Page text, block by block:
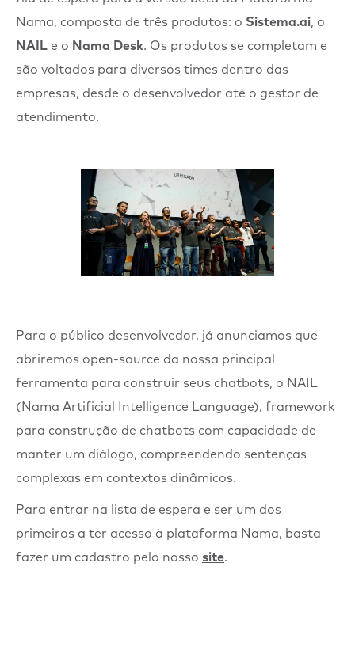
Nama, composta de três produtos: o Sistema.ai, o
NAIL e o Nama Desk. Os produtos se completam e
são voltados para diversos times dentro das
empresas, desde o desenvolvedor até o gestor de
atendimento.
Para o público desenvolvedor, já anunciamos que
abriremos open-source da nossa principal
ferramenta para construir seus chatbots, o NAIL
(Nama Artificial Intelligence Language), framework
para construção de chatbots com capacidade de
manter um diálogo, compreendendo sentenças
complexas em contextos dinâmicos.
Para entrar na lista de espera e ser um dos
primeiros a ter acesso à plataforma Nama, basta
fazer um cadastro pelo nosso site.